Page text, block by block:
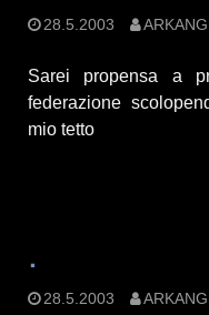
28.5.2003
Sarei propensa a
federazione
mio tetto
.
28.5.2003